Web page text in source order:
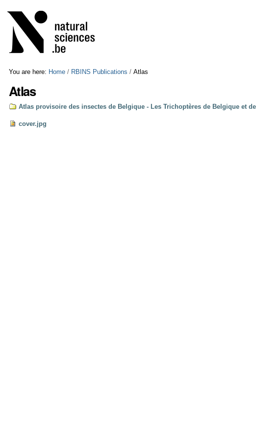
to
content.
Skip
to
navigation
tools
You are here: Home / RBINS Publications /Atlas
Atlas
Atlas provisoire des insectes de Belgique - Les Trichoptères de Belgique et
cover.jpg